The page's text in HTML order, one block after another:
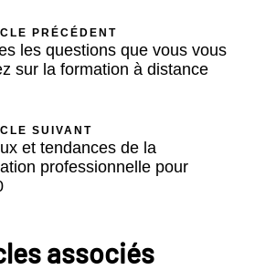
PRÉCÉDENT
les questions que vous vous
sur la formation à distance
SUIVANT
et tendances de la
professionnelle pour
associés